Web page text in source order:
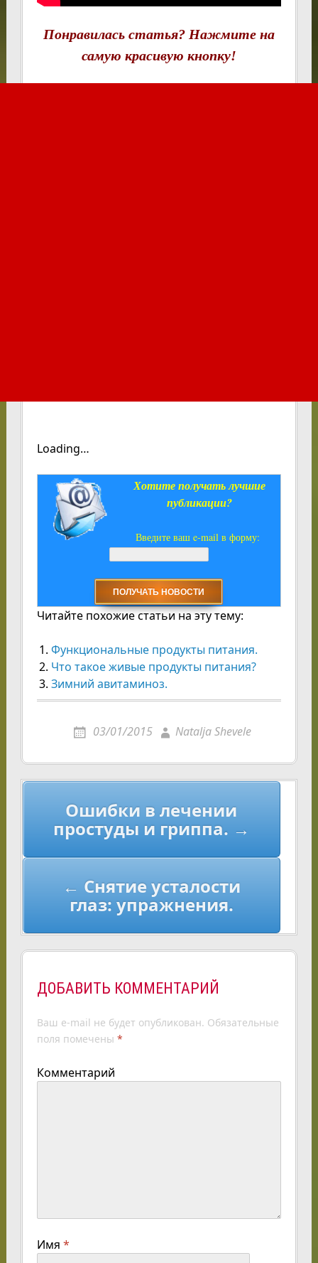
Понравилась статья? Нажмите на
самую красивую кнопку!
Loading…
Хотите получать лучшие
публикации?
Введите ваш e-mail в форму:
Читайте похожие статьи на эту тему:
Функциональные продукты питания.
Что такое живые продукты питания?
Зимний авитаминоз.
03/01/2015 Natalja Shevele
Навигация
записям
Ошибки в лечении
простуды и гриппа. →
← Снятие усталости
глаз: упражнения.
ДОБАВИТЬ КОММЕНТАРИЙ
Ваш e-mail не будет опубликован. Обязательные
поля помечены *
Комментарий
Имя *